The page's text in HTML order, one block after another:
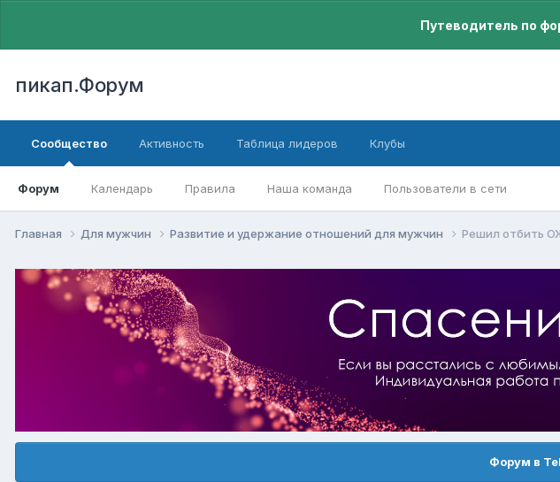
Путеводитель по
пикап.Форум
Сообщество
Форум Календарь Правила Наша команда Пользователи в сети
Активность Таблица лидеров Клубы
Главная Для мужчин Pазвитие и удержание отношений для мужчин Решил отбить
Форум в